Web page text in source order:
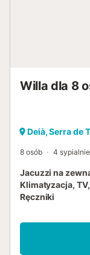
Willa dla 8
Deià, Serra de
8 osób 4 sypialnie
Jacuzzi na
Klimatyzacja,
Ręczniki